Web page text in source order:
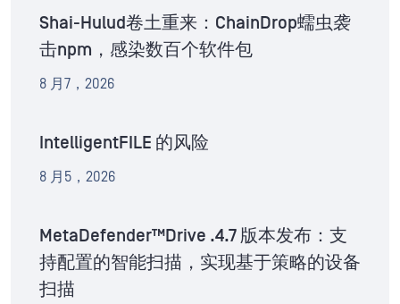
Shai-Hulud卷土重来：ChainDrop蠕虫袭
击npm，感染数百个软件包
8 月7，2026
IntelligentFILE 的风险
8 月5，2026
MetaDefender™Drive .4.7 版本发布：支
持配置的智能扫描，实现基于策略的设备
扫描